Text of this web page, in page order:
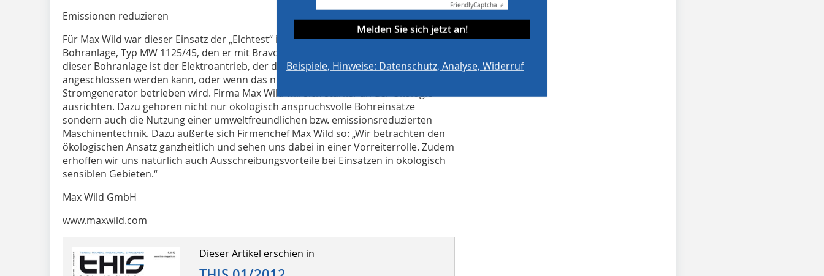
Emissionen reduzieren
Für Max Wild war dieser Einsatz der „Elchtest“ ihrer neu entwickelten 250 t
Bohranlage, Typ MW 1125/45, den er mit Bravour bestanden hat. Das Besondere
dieser Bohranlage ist der Elektroantrieb, der direkt an einer Freileitung
angeschlossen werden kann, oder wenn das nicht möglich ist, mit einem
Stromgenerator betrieben wird. Firma Max Wild will sich stärker an der Ökologie
ausrichten. Dazu gehören nicht nur ökologisch anspruchsvolle Bohreinsätze
sondern auch die Nutzung einer umweltfreundlichen bzw. emissionsreduzierten
Maschinentechnik. Dazu äußerte sich Firmenchef Max Wild so: „Wir betrachten den
ökologischen Ansatz ganzheitlich und sehen uns dabei in einer Vorreiterrolle. Zudem
erhoffen wir uns natürlich auch Ausschreibungsvorteile bei Einsätzen in ökologisch
sensiblen Gebieten.“
Max Wild GmbH
www.maxwild.com
Dieser Artikel erschien in
FriendlyCaptcha ⇗
Melden Sie sich jetzt an!
Beispiele, Hinweise: Datenschutz, Analyse, Widerruf